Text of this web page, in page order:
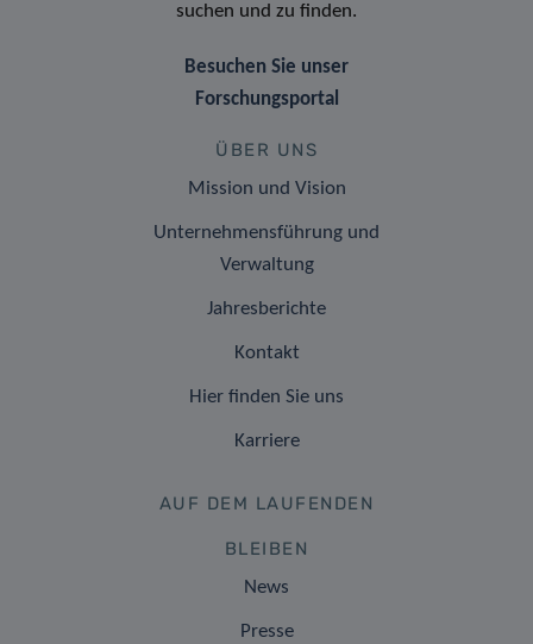
suchen und zu finden.
Besuchen Sie unser
Forschungsportal
ÜBER UNS
Mission und Vision
Unternehmensführung und
Verwaltung
Jahresberichte
Kontakt
Hier finden Sie uns
Karriere
AUF DEM LAUFENDEN
BLEIBEN
News
Presse